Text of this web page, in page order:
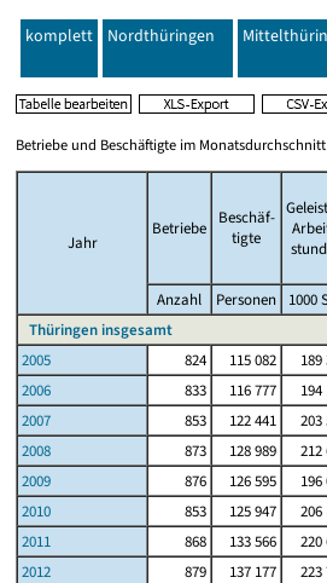
komplett Nordthüringen
Betriebe und Beschäftigte im Monatsdurchschnitt
Jahr
Betriebe
Beschäf-
tigte
Anzahl
Personen 1000
Thüringen insgesamt
2005
824 115 082 189
2006
833 116 777 194
2007
853 122 441 203
2008
873 128 989 212
2009
876 126 595 196
2010
853 125 947 206
2011
868 133 566 220
2012
879 137 177 223